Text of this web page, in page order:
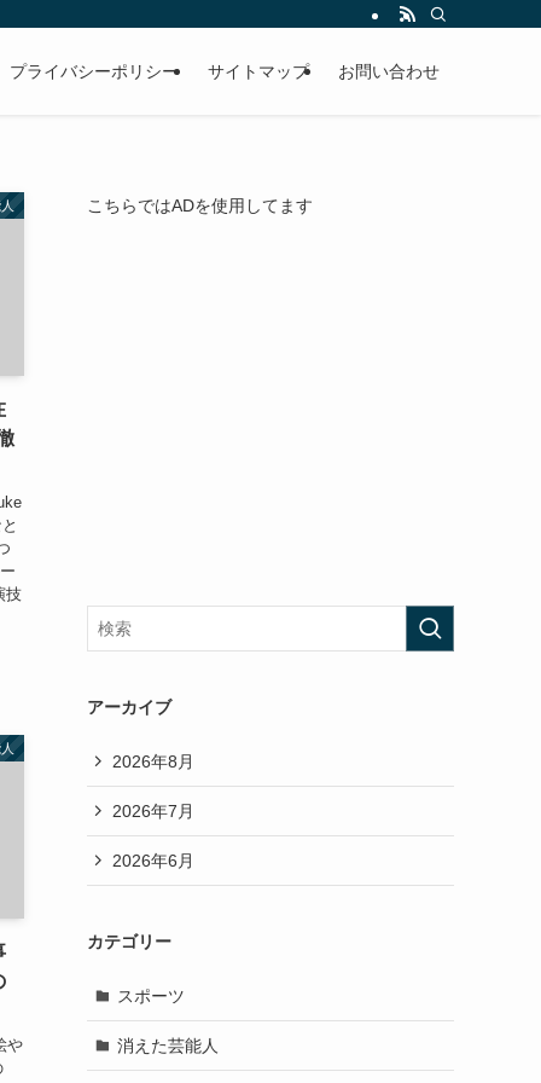
プライバシーポリシー サイトマップ お問い合わせ
技
や
こちらではADを使用してます
アーカイブ
2026年8月
2026年7月
2026年6月
カテゴリー
スポーツ
消えた芸能人